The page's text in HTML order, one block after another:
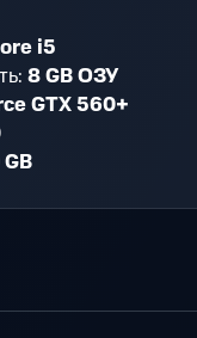
i5
8 GB ОЗУ
GTX 560+